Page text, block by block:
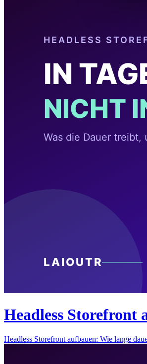
Headless Storefront
Headless Storefront aufbauen: Wie lange